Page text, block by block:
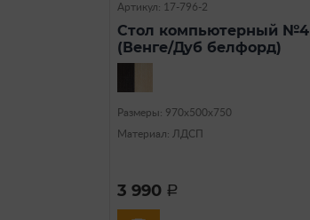
Артикул: 17-796-2
Стол компьютерный №4
(Венге/Дуб белфорд)
Размеры: 970х500х750
Материал: ЛДСП
3 990 a